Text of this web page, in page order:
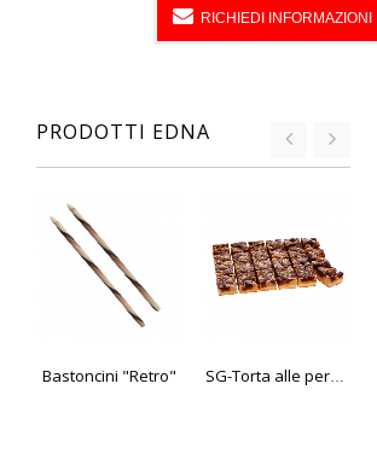
RICHIEDI INFORMAZIONI
PRODOTTI EDNA
Bastoncini "Retro" SG-Torta alle pere e cioccolato